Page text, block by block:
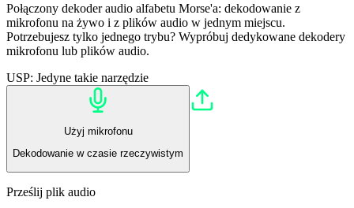
Połączony dekoder audio alfabetu Morse'a: dekodowanie z
mikrofonu na żywo i z plików audio w jednym miejscu.
Potrzebujesz tylko jednego trybu? Wypróbuj dedykowane dekodery
mikrofonu lub plików audio.
USP: Jedyne takie narzędzie
Użyj mikrofonu
Dekodowanie w czasie rzeczywistym
Prześlij plik audio